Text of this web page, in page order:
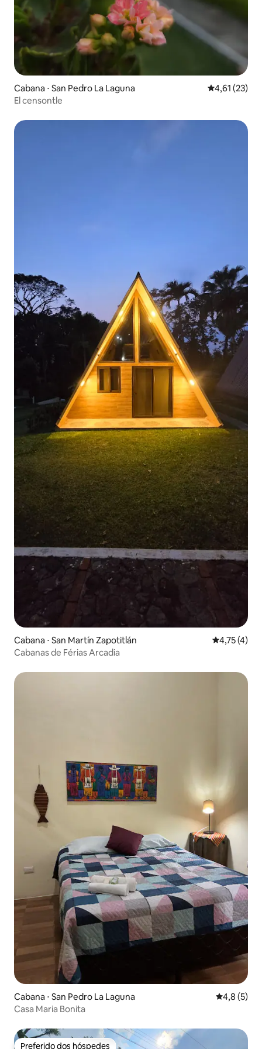
Cabana ⋅ San Pedro La Laguna 4,61 de uma
4,61 (23)
El censontle
Cabana ⋅ San Martín Zapotitlán 4,75 de
4,75 (4)
Cabanas de Férias Arcadia
Cabana ⋅ San Pedro La Laguna 4,8 de
4,8 (5)
Casa Maria Bonita
Preferido dos hóspedes